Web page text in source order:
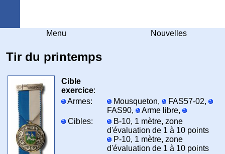
Menu Nouvelles
Tir du printemps
Cible
exercice:
Armes:
Mousqueton,
FAS57-02,
FAS90,
Arme libre,
Cibles:
B-10, 1 mètre, zone
d'évaluation de 1 à 10 points
P-10, 1 mètre, zone
d'évaluation de 1 à 10 points